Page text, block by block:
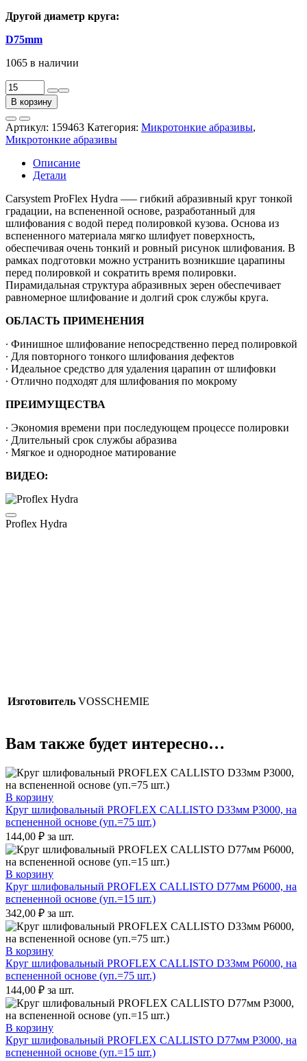
Другой диаметр круга:
D75mm
1065 в наличии
Количество
товара
Круг
шлифовальный
PROFLEX
HYDRA
D152mm
P3000,
вспененной
основе
(уп.=15
шт)
В корзину
Артикул: 159463 Категория: Микротонкие абразивы,
Микротонкие абразивы
Описание
Детали
Carsystem ProFlex Hydra –— гибкий абразивный круг тонкой
градации, на вспененной основе, разработанный для
шлифования с водой перед полировкой кузова. Основа из
вспененного материала мягко шлифует поверхность,
обеспечивая очень тонкий и ровный рисунок шлифования. В
рамках подготовки можно устранить возникшие царапины
перед полировкой и сократить время полировки.
Пирамидальная структура абразивных зерен обеспечивает
равномерное шлифование и долгий срок службы круга.
ОБЛАСТЬ ПРИМЕНЕНИЯ
∙ Финишное шлифование непосредственно перед полировкой
∙ Для повторного тонкого шлифования дефектов
∙ Идеальное средство для удаления царапин от шлифовки
∙ Отлично подходят для шлифования по мокрому
ПРЕИМУЩЕСТВА
∙ Экономия времени при последующем процессе полировки
∙ Длительный срок службы абразива
∙ Мягкое и однородное матирование
ВИДЕО:
Proflex Hydra
Изготовитель VOSSCHEMIE
Вам также будет интересно…
В корзину
Круг шлифовальный PROFLEX CALLISTO D33мм P3000, на
вспененной основе (уп.=75 шт.)
144,00 ₽ за шт.
В корзину
Круг шлифовальный PROFLEX CALLISTO D77мм P6000, на
вспененной основе (уп.=15 шт.)
342,00 ₽ за шт.
В корзину
Круг шлифовальный PROFLEX CALLISTO D33мм P6000, на
вспененной основе (уп.=75 шт.)
144,00 ₽ за шт.
В корзину
Круг шлифовальный PROFLEX CALLISTO D77мм P3000, на
вспененной основе (уп.=15 шт.)